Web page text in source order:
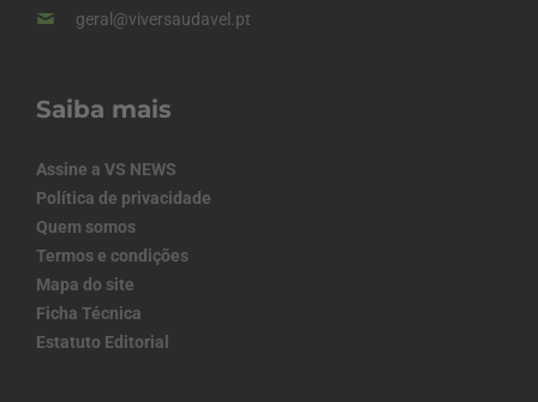
geral@viversaudavel.pt
Saiba mais
Assine a VS NEWS
Política de privacidade
Quem somos
Termos e condições
Mapa do site
Ficha Técnica
Estatuto Editorial